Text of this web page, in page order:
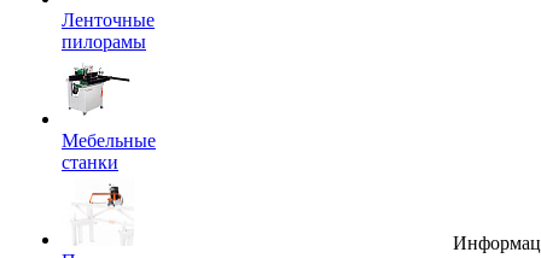
Ленточные
пилорамы
Мебельные
станки